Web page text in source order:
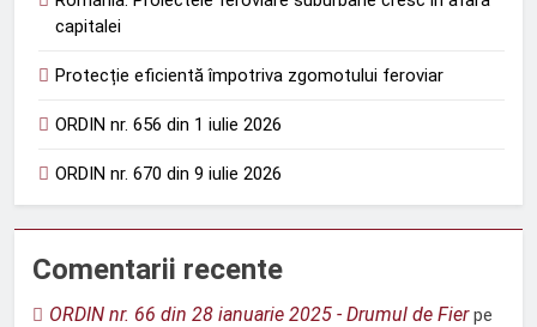
capitalei
Protecție eficientă împotriva zgomotului feroviar
ORDIN nr. 656 din 1 iulie 2026
ORDIN nr. 670 din 9 iulie 2026
Comentarii recente
ORDIN nr. 66 din 28 ianuarie 2025 - Drumul de Fierpe